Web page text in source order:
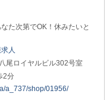
た次第でOK！休みたいと
人
尾ロイヤルビル302号室
2分
a_737/shop/01956/